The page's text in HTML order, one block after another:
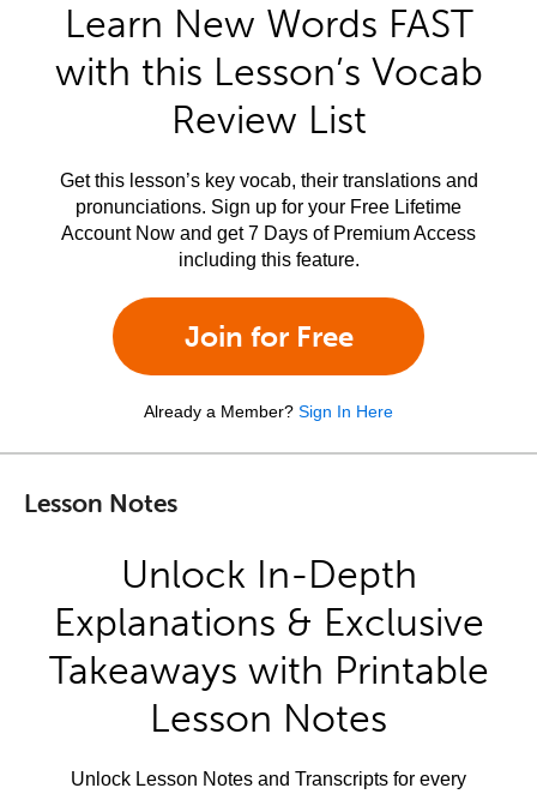
Learn New Words FAST
with this Lesson’s Vocab
Review List
Get this lesson’s key vocab, their translations and
pronunciations. Sign up for your Free Lifetime
Account Now and get 7 Days of Premium Access
including this feature.
Join for Free
Already a Member? Sign In Here
Lesson Notes
Unlock In-Depth
Explanations & Exclusive
Takeaways with Printable
Lesson Notes
Unlock Lesson Notes and Transcripts for every